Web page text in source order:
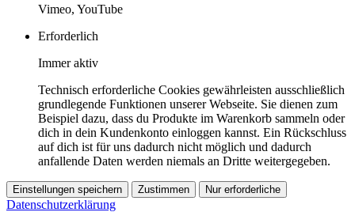
Vimeo, YouTube
Erforderlich
Immer aktiv
Technisch erforderliche Cookies gewährleisten ausschließlich
grundlegende Funktionen unserer Webseite. Sie dienen zum
Beispiel dazu, dass du Produkte im Warenkorb sammeln oder
dich in dein Kundenkonto einloggen kannst. Ein Rückschluss
auf dich ist für uns dadurch nicht möglich und dadurch
anfallende Daten werden niemals an Dritte weitergegeben.
Einstellungen speichern Zustimmen Nur erforderliche
Datenschutzerklärung